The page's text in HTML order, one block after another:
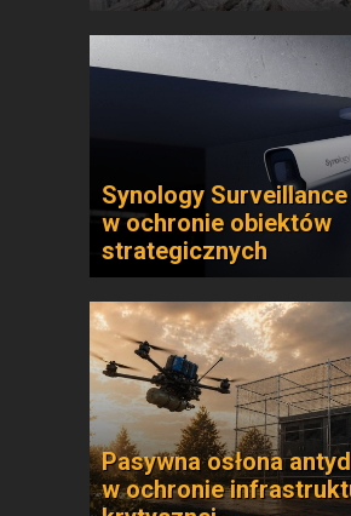
Synology
w ochronie obiektów
strategicznych
Pasywna osłona
w ochronie